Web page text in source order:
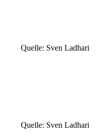
Quelle: Sven Ladhari
Quelle: Sven Ladhari